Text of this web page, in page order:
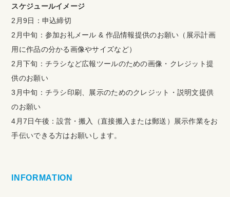
スケジュールイメージ
2月9日：申込締切
2月中旬：参加お礼メール & 作品情報提供のお願い（展示計画
用に作品の分かる画像やサイズなど）
2月下旬：チラシなど広報ツールのための画像・クレジット提
供のお願い
3月中旬：チラシ印刷、展示のためのクレジット・説明文提供
のお願い
4月7日午後：設営・搬入（直接搬入または郵送）展示作業をお
手伝いできる方はお願いします。
INFORMATION